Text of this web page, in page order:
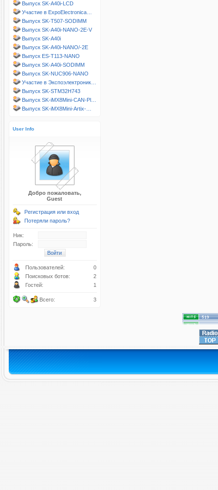
Выпуск SK-A40i-LCD
Участие в ExpoElectronica…
Выпуск SK-T507-SODIMM
Выпуск SK-A40i-NANO-2E-V
Выпуск SK-A40i
Выпуск SK-A40i-NANO/-2E
Выпуск ES-T113-NANO
Выпуск SK-A40i-SODIMM
Выпуск SK-NUC906-NANO
Участие в Экспоэлектроник…
Выпуск SK-STM32H743
Выпуск SK-iMX8Mini-CAN-Pl…
Выпуск SK-iMX8Mini-Artix-…
User Info
Добро пожаловать,
Guest
Регистрация или вход
Потеряли пароль?
Ник:
Пароль:
Пользователей:
0
Поисковых ботов:
2
Гостей:
1
Всего: 3